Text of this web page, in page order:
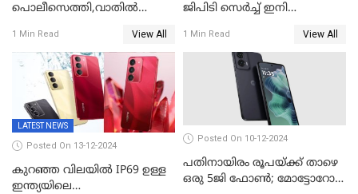
പൊലീസെത്തി,വാതില്‍
ഡോക്ടർ വിസമ്മതിച്ചിട്ടും
ഫോൺ വാങ്ങി;
നിർണായകമായത് ബാങ്കിന്റെ
സംശയം
1 Min Read View All
ജിപിടി സെർച്ച് ഇനി
ഉപയോഗിക്കാം
1 Min Read View All
LATEST NEWS
Posted On 13-12-2024
കുറഞ്ഞ വിലയിൽ IP69 ഉള്ള
ഇന്ത്യയിലെ
Posted On 10-12-2024
പതിനായിരം രൂപയ്ക്ക് താഴെ
ഒരു 5ജി ഫോൺ; മോട്ടോറോള